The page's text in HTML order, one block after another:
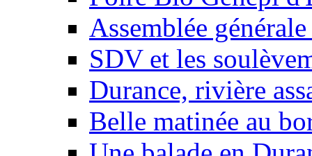
Assemblée
SDV et les
Durance, rivière
Belle matinée au